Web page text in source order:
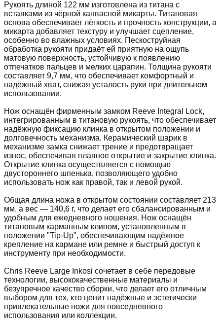
Рукоять длиной 122 мм изготовлена из титана с
вставками из чёрной канвасной микарты. Титановая
основа обеспечивает лёгкость и прочность конструкции, а
микарта добавляет текстуру и улучшает сцепление,
особенно во влажных условиях. Пескоструйная
обработка рукояти придаёт ей приятную на ощупь
матовую поверхность, устойчивую к появлению
отпечатков пальцев и мелких царапин. Толщина рукояти
составляет 9,7 мм, что обеспечивает комфортный и
надёжный хват, снижая усталость руки при длительном
использовании.
Нож оснащён фирменным замком Reeve Integral Lock,
интегрированным в титановую рукоять, что обеспечивает
надёжную фиксацию клинка в открытом положении и
долговечность механизма. Керамический шарик в
механизме замка снижает трение и предотвращает
износ, обеспечивая плавное открытие и закрытие клинка.
Открытие клинка осуществляется с помощью
двустороннего шпенька, позволяющего удобно
использовать нож как правой, так и левой рукой.
Общая длина ножа в открытом состоянии составляет 213
мм, а вес — 140,6 г, что делает его сбалансированным и
удобным для ежедневного ношения. Нож оснащён
титановым карманным клипом, установленным в
положении "Tip-Up", обеспечивающим надёжное
крепление на кармане или ремне и быстрый доступ к
инструменту при необходимости.
Chris Reeve Large Inkosi сочетает в себе передовые
технологии, высококачественные материалы и
безупречное качество сборки, что делает его отличным
выбором для тех, кто ценит надёжные и эстетически
привлекательные ножи для повседневного
использования или коллекции.